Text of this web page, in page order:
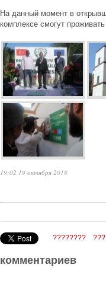
На данный момент в
комплексе смогут
19:02 19 октября 2018
????????
комментариев